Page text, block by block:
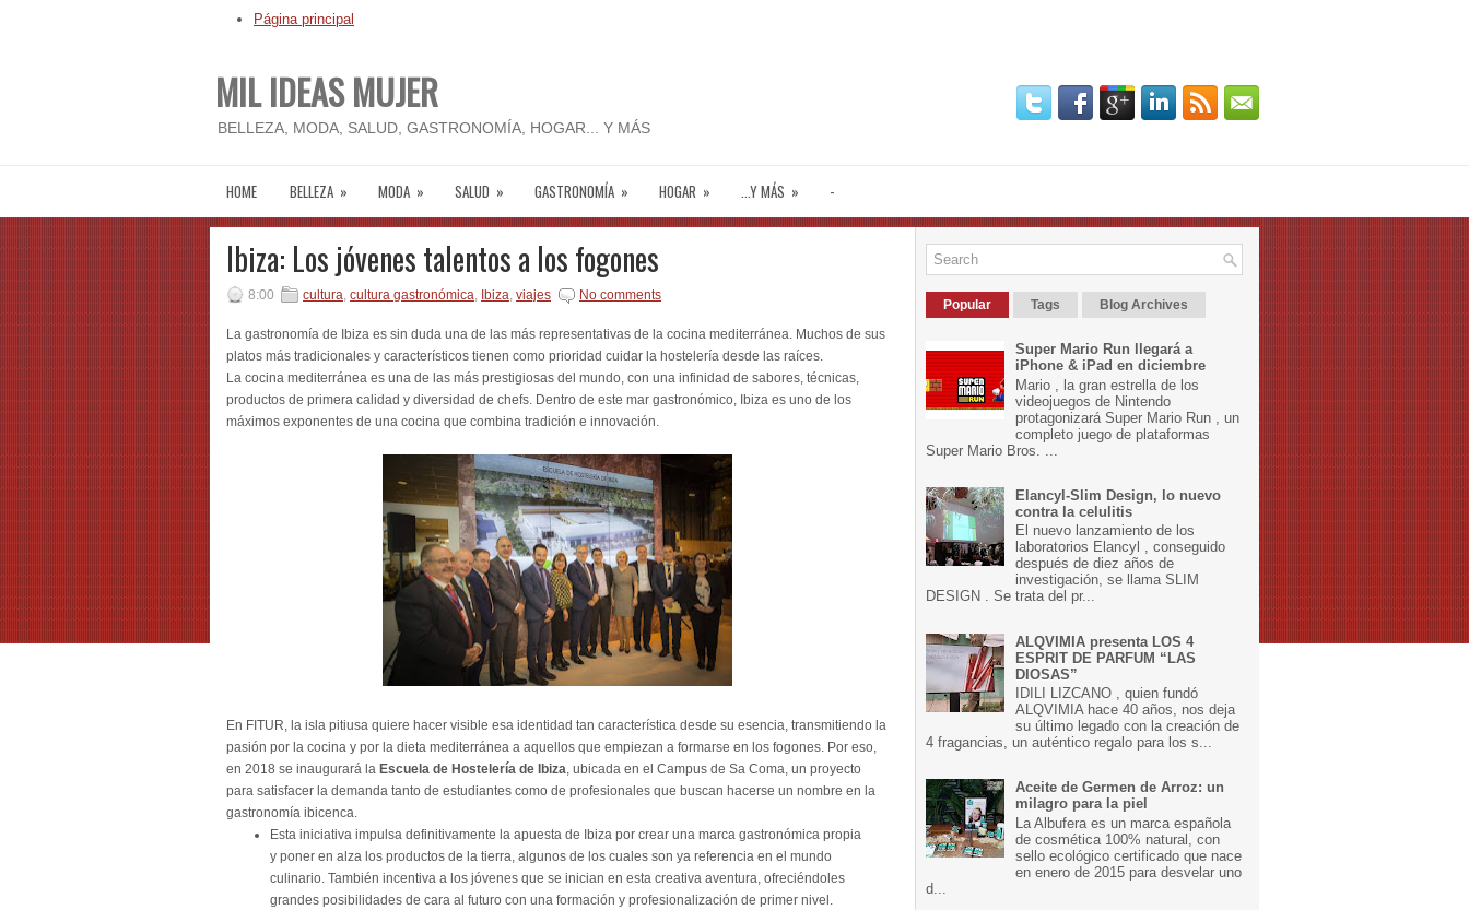
Página principal
MIL IDEAS MUJER
BELLEZA, MODA, SALUD, GASTRONOMÍA, HOGAR... Y MÁS
HOME BELLEZA » MODA » SALUD » GASTRONOMÍA » HOGAR » ...Y MÁS » -
Ibiza: Los jóvenes talentos a los fogones
8:00 cultura, cultura gastronómica, Ibiza, viajes No comments
La gastronomía de Ibiza es sin duda una de las más representativas de la cocina mediterránea. Muchos de sus
platos más tradicionales y característicos tienen como prioridad cuidar la hostelería desde las raíces.
La cocina mediterránea es una de las más prestigiosas del mundo, con una infinidad de sabores, técnicas,
productos de primera calidad y diversidad de chefs. Dentro de este mar gastronómico, Ibiza es uno de los
máximos exponentes de una cocina que combina tradición e innovación.
En FITUR, la isla pitiusa quiere hacer visible esa identidad tan característica desde su esencia, transmitiendo la
pasión por la cocina y por la dieta mediterránea a aquellos que empiezan a formarse en los fogones. Por eso,
en 2018 se inaugurará la Escuela de Hostelería de Ibiza, ubicada en el Campus de Sa Coma, un proyecto
para satisfacer la demanda tanto de estudiantes como de profesionales que buscan hacerse un nombre en la
gastronomía ibicenca.
Esta iniciativa impulsa definitivamente la apuesta de Ibiza por crear una marca gastronómica propia
y poner en alza los productos de la tierra, algunos de los cuales son ya referencia en el mundo
culinario. También incentiva a los jóvenes que se inician en esta creativa aventura, ofreciéndoles
grandes posibilidades de cara al futuro con una formación y profesionalización de primer nivel.
Popular Tags Blog Archives
Super Mario Run llegará a
iPhone & iPad en diciembre
Mario , la gran estrella de los
videojuegos de Nintendo
protagonizará Super Mario Run , un
completo juego de plataformas
Super Mario Bros. ...
Elancyl-Slim Design, lo nuevo
contra la celulitis
El nuevo lanzamiento de los
laboratorios Elancyl , conseguido
después de diez años de
investigación, se llama SLIM
DESIGN . Se trata del pr...
ALQVIMIA presenta LOS 4
ESPRIT DE PARFUM “LAS
DIOSAS”
IDILI LIZCANO , quien fundó
ALQVIMIA hace 40 años, nos deja
su último legado con la creación de
4 fragancias, un auténtico regalo para los s...
Aceite de Germen de Arroz: un
milagro para la piel
La Albufera es un marca española
de cosmética 100% natural, con
sello ecológico certificado que nace
en enero de 2015 para desvelar uno
d...